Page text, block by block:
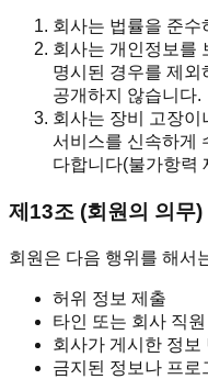
회사는 법률을 준수
회사는 개인정보를
명시된 경우를 제외
공개하지 않습니다.
회사는 장비 고장이
서비스를 신속하게
다합니다(불가항력
제13조 (회원의 의무)
회원은 다음 행위를 해서
허위 정보 제출
타인 또는 회사 직원
회사가 게시한 정보
금지된 정보나 프로